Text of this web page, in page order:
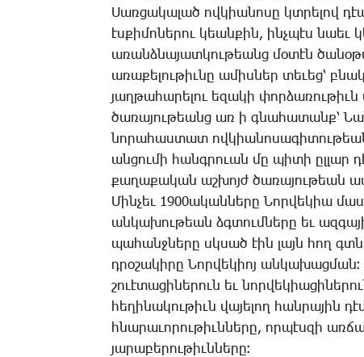
­Սառ­ցա­կա­լած ով­կիա­նո­սը կտրե­լով
էս­քի­մո­նե­րու կեան­քին, ինչ­պէս
ա­ռանձ­նա­յատ­կու­թեանց մօ­տէն
ա­ռա­քե­լու­թիւ­նը ա­միս­ներ տե­ւեց՝
յաղ­թա­հա­րե­լու ե­զա­կի
ծա­ռա­յու­թեանց առ ի գնա­հա­տանք՝
նո­րա­հաս­տատ ով­կիա­նո­սա­գի­տու­թեան
ան­ցու­մի հանգ­րո­ւան մը պի­տի ըլ­լար
քա­ղա­քա­կան աշ­խոյժ ծա­ռա­յու­թեան
­Մին­չեւ 1900ա­կան­նե­րը ­Նոր­վե­կիա
ան­կա­խու­թեան ձգտում­նե­րը եւ
պա­հանջ­նե­րը սկսած էին լայն հող
դրօ­շա­կի­րը ­Նոր­վե­կիոյ
շո­ւէ­տա­ցի­նե­րուն եւ
հե­ղի­նա­կու­թիւն վա­յե­լող հան­րա­յին
հնա­րա­ւո­րու­թիւն­նե­րը, որ­պէս­զի
յա­րա­բե­րու­թիւն­նե­րը։